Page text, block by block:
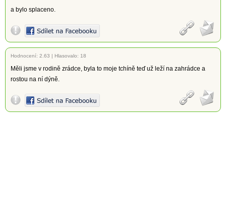
a bylo splaceno.
Hodnocení: 2.63 | Hlasovalo: 18
Měli jsme v rodině zrádce, byla to moje tchíně teď už leží na zahrádce a
rostou na ní dýně.